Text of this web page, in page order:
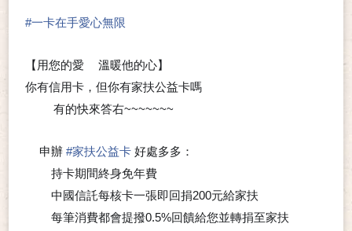
#一卡在手愛心無限
【用您的愛
溫暖他的心】
你有信用卡，但你有家扶公益卡嗎
🙋‍♀有的快來答右~~~~~~~
申辦 #家扶公益卡 好處多多：
持卡期間終身免年費
中國信託每核卡一張即回捐200元給家扶
每筆消費都會提撥0.5%回饋給您並轉捐至家扶